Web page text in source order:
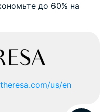
до 60% на
us/en